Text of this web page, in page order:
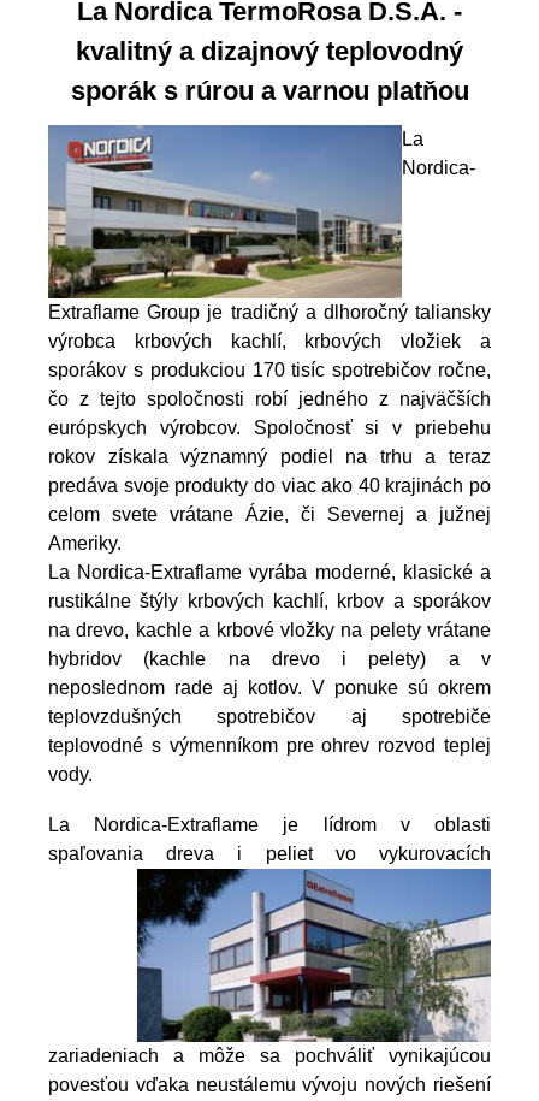
La Nordica TermoRosa D.S.A. -
kvalitný a dizajnový teplovodný
sporák s rúrou a varnou platňou
La
Nordica-
Extraflame Group je tradičný a dlhoročný taliansky
výrobca krbových kachlí, krbových vložiek a
sporákov s produkciou 170 tisíc spotrebičov ročne,
čo z tejto spoločnosti robí jedného z najväčších
európskych výrobcov. Spoločnosť si v priebehu
rokov získala významný podiel na trhu a teraz
predáva svoje produkty do viac ako 40 krajinách po
celom svete vrátane Ázie, či Severnej a južnej
Ameriky.
La Nordica-Extraflame vyrába moderné, klasické a
rustikálne štýly krbových kachlí, krbov a sporákov
na drevo, kachle a krbové vložky na pelety vrátane
hybridov (kachle na drevo i pelety) a v
neposlednom rade aj kotlov. V ponuke sú okrem
teplovzdušných spotrebičov aj spotrebiče
teplovodné s výmenníkom pre ohrev rozvod teplej
vody.
La Nordica-Extraflame je lídrom v oblasti
spaľovania dreva i peliet vo vykurovacích
zariadeniach a môže sa pochváliť vynikajúcou
povesťou vďaka neustálemu vývoju nových riešení